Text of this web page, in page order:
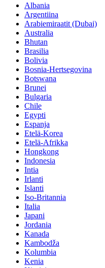
Albania
Argentiina
Arabiemiraatit (Dubai)
Australia
Bhutan
Brasilia
Bolivia
Bosnia-Hertsegovina
Botswana
Brunei
Bulgaria
Chile
Egypti
Espanja
Etelä-Korea
Etelä-Afrikka
Hongkong
Indonesia
Intia
Irlanti
Islanti
Iso-Britannia
Italia
Japani
Jordania
Kanada
Kambodža
Kolumbia
Kenia